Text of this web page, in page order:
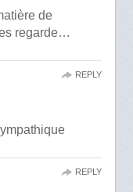
de
regarde…
REPLY
REPLY